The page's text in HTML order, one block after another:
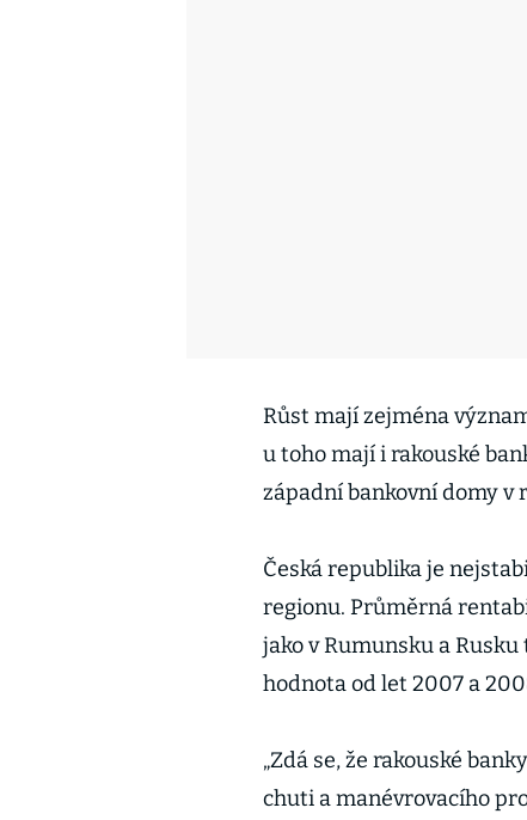
Růst mají zejména
u toho mají i rakouské
západní bankovní domy v
Česká republika je
regionu. Průměrná
jako v Rumunsku a
hodnota od let 2007 a
„Zdá se, že rakouské
chuti a manévrovacího